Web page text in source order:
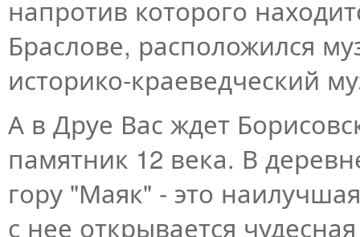
напротив которого
Браслове, расположился
историко-краеведческий
А в Друе Вас ждет
памятник 12 века. В
гору "Маяк" - это
с нее открывается